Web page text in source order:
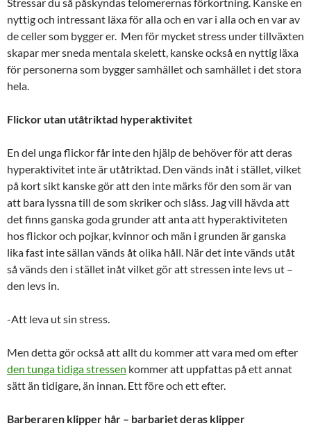
nyttig och intressant läxa för alla och en var i alla och en var av
de celler som bygger er. Men för mycket stress under tillväxten
skapar mer sneda mentala skelett, kanske också en nyttig läxa
för personerna som bygger samhället och samhället i det stora
hela.
Flickor utan utåtriktad hyperaktivitet
En del unga flickor får inte den hjälp de behöver för att deras
hyperaktivitet inte är utåtriktad. Den vänds inåt i stället, vilket
på kort sikt kanske gör att den inte märks för den som är van
att bara lyssna till de som skriker och slåss. Jag vill hävda att
det finns ganska goda grunder att anta att hyperaktiviteten
hos flickor och pojkar, kvinnor och män i grunden är ganska
lika fast inte sällan vänds åt olika håll. När det inte vänds utåt
så vänds den i stället inåt vilket gör att stressen inte levs ut –
den levs in.
-Att leva ut sin stress.
Men detta gör också att allt du kommer att vara med om efter
den tunga tidiga stressen kommer att uppfattas på ett annat
sätt än tidigare, än innan. Ett före och ett efter.
Barberaren klipper hår – barbariet deras klipper